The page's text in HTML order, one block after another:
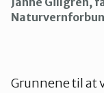
Grunnene til at